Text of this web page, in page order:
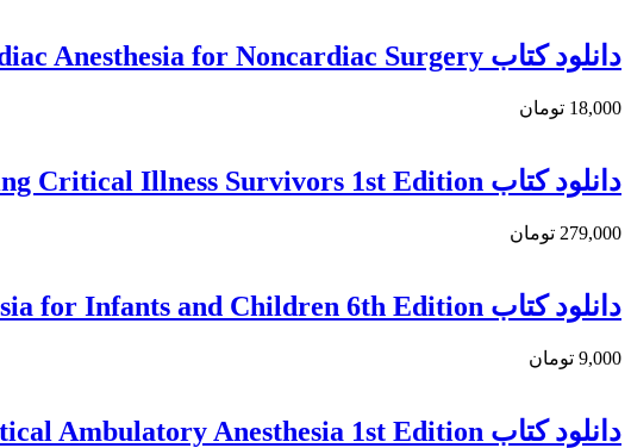
دانلود کتاب Kaplan’s Essentials of Cardiac Anesthesia for Noncardiac Surgery
18,000 تومان
دانلود كتاب After the ICU: Multidisciplinary Perspectives on Supporting Critical Illness Survivors 1st Edition
279,000 تومان
دانلود کتاب A Practice of Anesthesia for Infants and Children 6th Edition
9,000 تومان
دانلود کتاب Practical Ambulatory Anesthesia 1st Edition